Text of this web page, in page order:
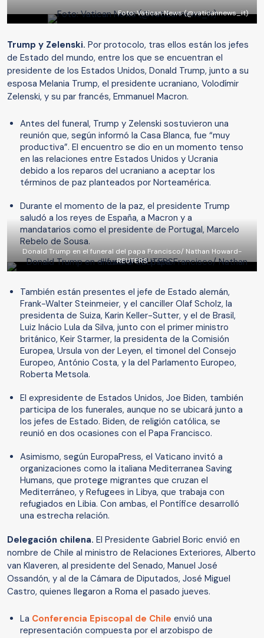
Foto: Vatican News (@vaticannews_it)
Trump y Zelenski. Por protocolo, tras ellos están los jefes
de Estado del mundo, entre los que se encuentran el
presidente de los Estados Unidos, Donald Trump, junto a su
esposa Melania Trump, el presidente ucraniano, Volodímir
Zelenski, y su par francés, Emmanuel Macron.
Antes del funeral, Trump y Zelenski sostuvieron una
reunión que, según informó la Casa Blanca, fue “muy
productiva”. El encuentro se dio en un momento tenso
en las relaciones entre Estados Unidos y Ucrania
debido a los reparos del ucraniano a aceptar los
términos de paz planteados por Norteamérica.
Durante el momento de la paz, el presidente Trump
saludó a los reyes de España, a Macron y a
mandatarios como el presidente de Portugal, Marcelo
Rebelo de Sousa.
Donald Trump en el funeral del papa Francisco/ Nathan Howard-
REUTERS
También están presentes el jefe de Estado alemán,
Frank-Walter Steinmeier, y el canciller Olaf Scholz, la
presidenta de Suiza, Karin Keller-Sutter, y el de Brasil,
Luiz Inácio Lula da Silva, junto con el primer ministro
británico, Keir Starmer, la presidenta de la Comisión
Europea, Ursula von der Leyen, el timonel del Consejo
Europeo, António Costa, y la del Parlamento Europeo,
Roberta Metsola.
El expresidente de Estados Unidos, Joe Biden, también
participa de los funerales, aunque no se ubicará junto a
los jefes de Estado. Biden, de religión católica, se
reunió en dos ocasiones con el Papa Francisco.
Asimismo, según EuropaPress, el Vaticano invitó a
organizaciones como la italiana Mediterranea Saving
Humans, que protege migrantes que cruzan el
Mediterráneo, y Refugees in Libya, que trabaja con
refugiados en Libia. Con ambas, el Pontífice desarrolló
una estrecha relación.
Delegación chilena. El Presidente Gabriel Boric envió en
nombre de Chile al ministro de Relaciones Exteriores, Alberto
van Klaveren, al presidente del Senado, Manuel José
Ossandón, y al de la Cámara de Diputados, José Miguel
Castro, quienes llegaron a Roma el pasado jueves.
La Conferencia Episcopal de Chile envió una
representación compuesta por el arzobispo de